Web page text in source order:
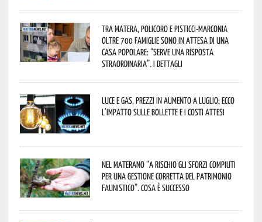
Tra Matera, Policoro e Pisticci-Marconia
oltre 700 famiglie sono in attesa di una
casa popolare: “serve una risposta
straordinaria”. I dettagli
Luce e gas, prezzi in aumento a luglio: ecco
l’impatto sulle bollette e i costi attesi
Nel materano “a rischio gli sforzi compiuti
per una gestione corretta del patrimonio
faunistico”. Cosa è successo